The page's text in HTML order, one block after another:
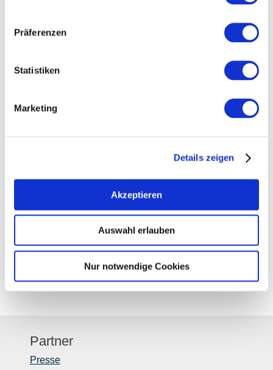
Präferenzen
Statistiken
Marketing
Details zeigen
Akzeptieren
Auswahl erlauben
Nur notwendige Cookies
Partner
Presse